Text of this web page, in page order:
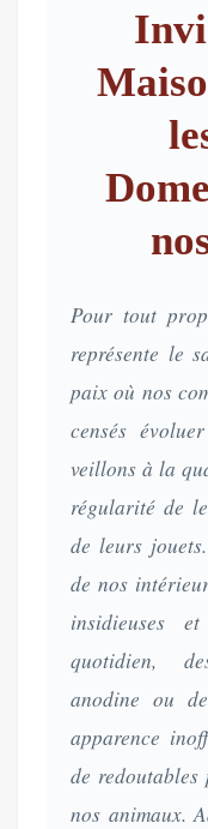
Pour tout
représente le
paix où nos
censés
veillons à la
régularité de
de leurs
de nos
insidieuses
quotidien,
anodine ou
apparence
de
nos animaux.